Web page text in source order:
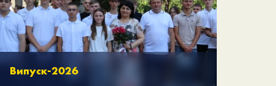
Випуск-2026